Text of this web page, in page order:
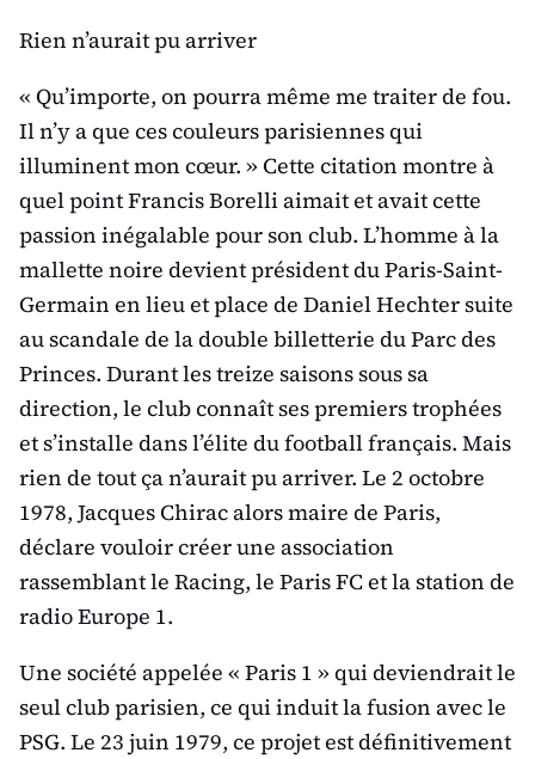
Rien n’aurait pu arriver
« Qu’importe, on pourra même me traiter de fou.
Il n’y a que ces couleurs parisiennes qui
illuminent mon cœur. » Cette citation montre à
quel point Francis Borelli aimait et avait cette
passion inégalable pour son club. L’homme à la
mallette noire devient président du Paris-Saint-
Germain en lieu et place de Daniel Hechter suite
au scandale de la double billetterie du Parc des
Princes. Durant les treize saisons sous sa
direction, le club connaît ses premiers trophées
et s’installe dans l’élite du football français. Mais
rien de tout ça n’aurait pu arriver. Le 2 octobre
1978, Jacques Chirac alors maire de Paris,
déclare vouloir créer une association
rassemblant le Racing, le Paris FC et la station de
radio Europe 1.
Une société appelée « Paris 1 » qui deviendrait le
seul club parisien, ce qui induit la fusion avec le
PSG. Le 23 juin 1979, ce projet est définitivement